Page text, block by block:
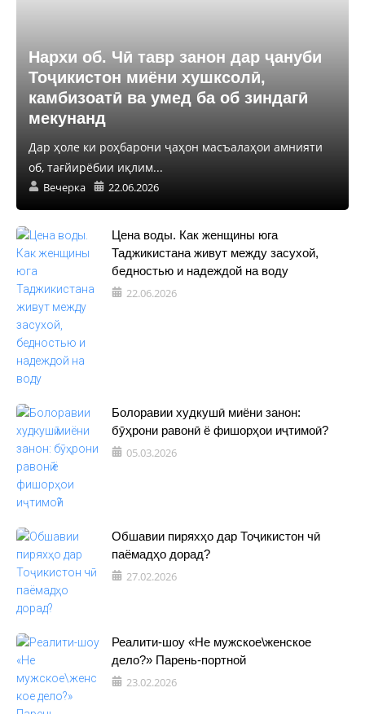
Нархи об. Чӣ тавр занон дар ҷануби
Тоҷикистон миёни хушксолӣ,
камбизоатӣ ва умед ба об зиндагӣ
мекунанд
Дар ҳоле ки роҳбарони ҷаҳон масъалаҳои амнияти
об, тағйирёбии иқлим...
Вечерка 22.06.2026
Цена воды. Как женщины юга
Таджикистана живут между засухой,
бедностью и надеждой на воду
22.06.2026
Болоравии худкушӣ миёни занон:
бӯҳрони равонӣ ё фишорҳои иҷтимоӣ?
05.03.2026
Обшавии пиряхҳо дар Тоҷикистон чӣ
паёмадҳо дорад?
27.02.2026
Реалити-шоу «Не мужское\женское
дело?» Парень-портной
23.02.2026